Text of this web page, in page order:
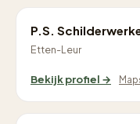
P.S.
Etten-Leur
Bekijk profiel →